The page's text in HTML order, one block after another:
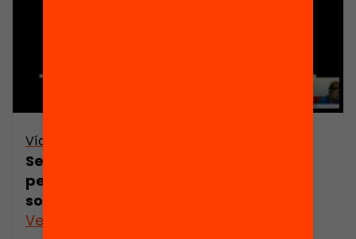
Vídeo
Seminari web: Resiliència, caràcter,
perseverança i competències
socioemocionals
Veure’n més